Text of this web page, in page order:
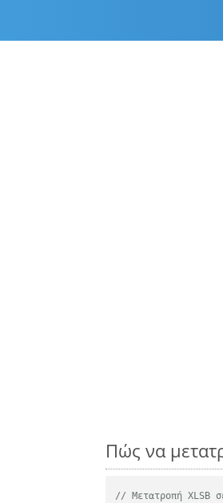
Πώς να
// Μετατροπή XLSB